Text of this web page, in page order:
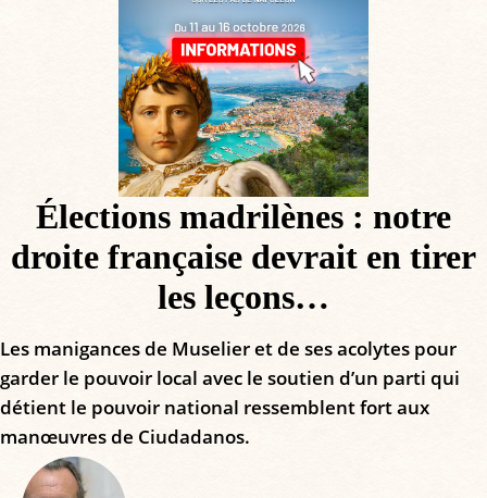
Élections madrilènes : notre
droite française devrait en tirer
les leçons…
Les manigances de Muselier et de ses acolytes pour
garder le pouvoir local avec le soutien d’un parti qui
détient le pouvoir national ressemblent fort aux
manœuvres de Ciudadanos.